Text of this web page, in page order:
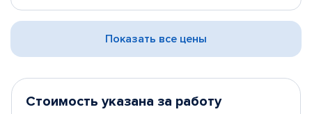
Показать все цены
Стоимость указана за работу